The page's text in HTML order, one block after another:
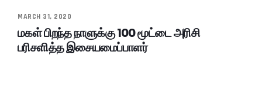
MARCH 31, 2020
மகள் பிறந்த நாளுக்கு 100 மூட்டை அரிசி
பரிசளித்த இசையமைப்பாளர்